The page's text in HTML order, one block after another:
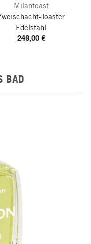
Milantoast
Toaster
Edelstahl
249,00 €
BAD